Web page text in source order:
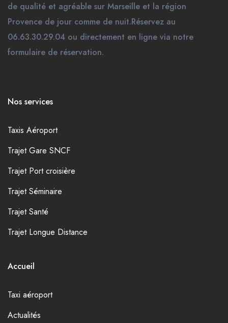
de qualité et agréable sur Marseille et la région
Provence de jour comme de nuit.Réservez au
06.63.30.29.04 ou directement en ligne via notre
formulaire de réservation.
Nos services
Taxis Aéroport
Trajet Gare SNCF
Trajet Port croisière
Trajet Séminaire
Trajet Santé
Trajet Longue Distance
Accueil
Taxi aéroport
Actualités